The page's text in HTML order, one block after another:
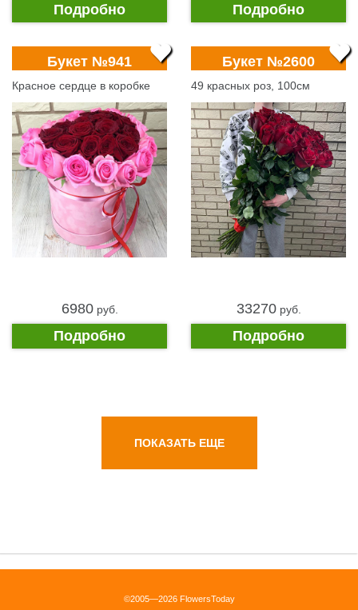
Подробно Подробно
Букет №941
Красное сердце в коробке
6980pуб.
Подробно
Букет №2600
49 красных роз, 100см
33270pуб.
Подробно
ПОКАЗАТЬ ЕЩЕ
©2005—2026 FlowersToday